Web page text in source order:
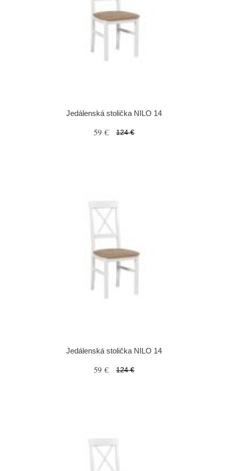
Jedálenská stolička NILO 14
59 € 124 €
Jedálenská stolička NILO 14
59 € 124 €